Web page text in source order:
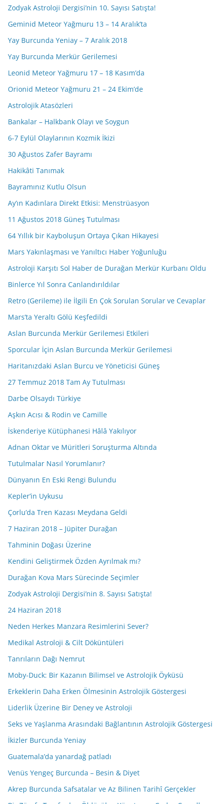
Zodyak Astroloji Dergisi’nin 10. Sayısı Satışta!
Geminid Meteor Yağmuru 13 – 14 Aralık’ta
Yay Burcunda Yeniay – 7 Aralık 2018
Yay Burcunda Merkür Gerilemesi
Leonid Meteor Yağmuru 17 – 18 Kasım’da
Orionid Meteor Yağmuru 21 – 24 Ekim’de
Astrolojik Atasözleri
Bankalar – Halkbank Olayı ve Soygun
6-7 Eylül Olaylarının Kozmik İkizi
30 Ağustos Zafer Bayramı
Hakikâti Tanımak
Bayramınız Kutlu Olsun
Ay’ın Kadınlara Direkt Etkisi: Menstrüasyon
11 Ağustos 2018 Güneş Tutulması
64 Yıllık bir Kayboluşun Ortaya Çıkan Hikayesi
Mars Yakınlaşması ve Yanıltıcı Haber Yoğunluğu
Astroloji Karşıtı Sol Haber de Durağan Merkür Kurbanı Oldu
Binlerce Yıl Sonra Canlandırıldılar
Retro (Gerileme) ile İlgili En Çok Sorulan Sorular ve Cevaplar
Mars’ta Yeraltı Gölü Keşfedildi
Aslan Burcunda Merkür Gerilemesi Etkileri
Sporcular İçin Aslan Burcunda Merkür Gerilemesi
Haritanızdaki Aslan Burcu ve Yöneticisi Güneş
27 Temmuz 2018 Tam Ay Tutulması
Darbe Olsaydı Türkiye
Aşkın Acısı & Rodin ve Camille
İskenderiye Kütüphanesi Hâlâ Yakılıyor
Adnan Oktar ve Müritleri Soruşturma Altında
Tutulmalar Nasıl Yorumlanır?
Dünyanın En Eski Rengi Bulundu
Kepler’in Uykusu
Çorlu’da Tren Kazası Meydana Geldi
7 Haziran 2018 – Jüpiter Durağan
Tahminin Doğası Üzerine
Kendini Geliştirmek Özden Ayrılmak mı?
Durağan Kova Mars Sürecinde Seçimler
Zodyak Astroloji Dergisi’nin 8. Sayısı Satışta!
24 Haziran 2018
Neden Herkes Manzara Resimlerini Sever?
Medikal Astroloji & Cilt Döküntüleri
Tanrıların Dağı Nemrut
Moby-Duck: Bir Kazanın Bilimsel ve Astrolojik Öyküsü
Erkeklerin Daha Erken Ölmesinin Astrolojik Göstergesi
Liderlik Üzerine Bir Deney ve Astroloji
Seks ve Yaşlanma Arasındaki Bağlantının Astrolojik Göstergesi
İkizler Burcunda Yeniay
Guatemala’da yanardağ patladı
Venüs Yengeç Burcunda – Besin & Diyet
Akrep Burcunda Safsatalar ve Az Bilinen Tarihî Gerçekler